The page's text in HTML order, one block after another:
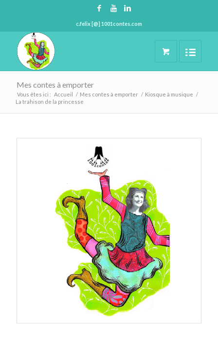
c.felix [@] 1001contes.com
Mes contes à emporter
Vous êtes ici : Accueil / Mes contes à emporter / Kiosque à musique /
La trahison de la princesse